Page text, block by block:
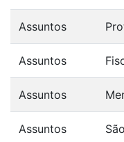
Assuntos
Assuntos
Assuntos
Assuntos